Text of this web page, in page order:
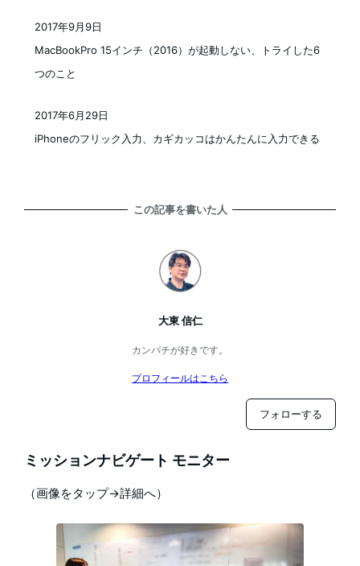
MacBookPro 15インチ（2016）が起動しない、トライした6
つのこと
2017年9月9日
iPhoneのフリック入力、カギカッコはかんたんに入力できる
2017年6月29日
この記事を書いた人
大東 信仁
カンパチが好きです。
プロフィールはこちら
フォローする
ミッションナビゲート モニター
（画像をタップ→詳細へ）